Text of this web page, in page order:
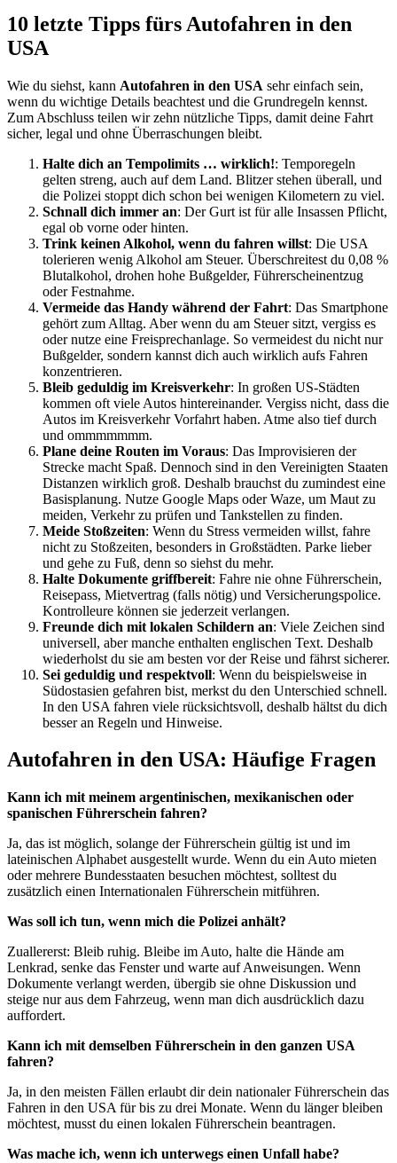
10 letzte Tipps fürs Autofahren in den
USA
Wie du siehst, kann Autofahren in den USA sehr einfach sein,
wenn du wichtige Details beachtest und die Grundregeln kennst.
Zum Abschluss teilen wir zehn nützliche Tipps, damit deine Fahrt
sicher, legal und ohne Überraschungen bleibt.
Halte dich an Tempolimits … wirklich!: Temporegeln
gelten streng, auch auf dem Land. Blitzer stehen überall, und
die Polizei stoppt dich schon bei wenigen Kilometern zu viel.
Schnall dich immer an: Der Gurt ist für alle Insassen Pflicht,
egal ob vorne oder hinten.
Trink keinen Alkohol, wenn du fahren willst: Die USA
tolerieren wenig Alkohol am Steuer. Überschreitest du 0,08 %
Blutalkohol, drohen hohe Bußgelder, Führerscheinentzug
oder Festnahme.
Vermeide das Handy während der Fahrt: Das Smartphone
gehört zum Alltag. Aber wenn du am Steuer sitzt, vergiss es
oder nutze eine Freisprechanlage. So vermeidest du nicht nur
Bußgelder, sondern kannst dich auch wirklich aufs Fahren
konzentrieren.
Bleib geduldig im Kreisverkehr: In großen US-Städten
kommen oft viele Autos hintereinander. Vergiss nicht, dass die
Autos im Kreisverkehr Vorfahrt haben. Atme also tief durch
und ommmmmmm.
Plane deine Routen im Voraus: Das Improvisieren der
Strecke macht Spaß. Dennoch sind in den Vereinigten Staaten
Distanzen wirklich groß. Deshalb brauchst du zumindest eine
Basisplanung. Nutze Google Maps oder Waze, um Maut zu
meiden, Verkehr zu prüfen und Tankstellen zu finden.
Meide Stoßzeiten: Wenn du Stress vermeiden willst, fahre
nicht zu Stoßzeiten, besonders in Großstädten. Parke lieber
und gehe zu Fuß, denn so siehst du mehr.
Halte Dokumente griffbereit: Fahre nie ohne Führerschein,
Reisepass, Mietvertrag (falls nötig) und Versicherungspolice.
Kontrolleure können sie jederzeit verlangen.
Freunde dich mit lokalen Schildern an: Viele Zeichen sind
universell, aber manche enthalten englischen Text. Deshalb
wiederholst du sie am besten vor der Reise und fährst sicherer.
Sei geduldig und respektvoll: Wenn du beispielsweise in
Südostasien gefahren bist, merkst du den Unterschied schnell.
In den USA fahren viele rücksichtsvoll, deshalb hältst du dich
besser an Regeln und Hinweise.
Autofahren in den USA: Häufige Fragen
Kann ich mit meinem argentinischen, mexikanischen oder
spanischen Führerschein fahren?
Ja, das ist möglich, solange der Führerschein gültig ist und im
lateinischen Alphabet ausgestellt wurde. Wenn du ein Auto mieten
oder mehrere Bundesstaaten besuchen möchtest, solltest du
zusätzlich einen Internationalen Führerschein mitführen.
Was soll ich tun, wenn mich die Polizei anhält?
Zuallererst: Bleib ruhig. Bleibe im Auto, halte die Hände am
Lenkrad, senke das Fenster und warte auf Anweisungen. Wenn
Dokumente verlangt werden, übergib sie ohne Diskussion und
steige nur aus dem Fahrzeug, wenn man dich ausdrücklich dazu
auffordert.
Kann ich mit demselben Führerschein in den ganzen USA
fahren?
Ja, in den meisten Fällen erlaubt dir dein nationaler Führerschein das
Fahren in den USA für bis zu drei Monate. Wenn du länger bleiben
möchtest, musst du einen lokalen Führerschein beantragen.
Was mache ich, wenn ich unterwegs einen Unfall habe?